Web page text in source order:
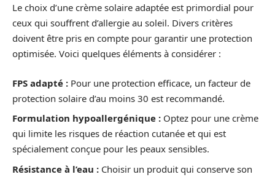
Le choix d’une crème solaire adaptée est primordial pour
ceux qui souffrent d’allergie au soleil. Divers critères
doivent être pris en compte pour garantir une protection
optimisée. Voici quelques éléments à considérer :
FPS adapté : Pour une protection efficace, un facteur de
protection solaire d’au moins 30 est recommandé.
Formulation hypoallergénique : Optez pour une crème
qui limite les risques de réaction cutanée et qui est
spécialement conçue pour les peaux sensibles.
Résistance à l’eau : Choisir un produit qui conserve son